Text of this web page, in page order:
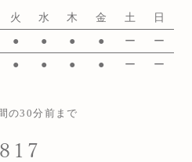
火 水 木 金 土
日
● ● ● ● ー
ー
● ● ● ● ー
ー
の30分前まで